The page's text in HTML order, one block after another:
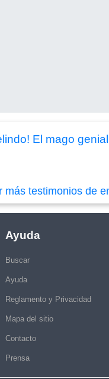
El mago
más testimonios de
Ayuda
Buscar
Ayuda
Reglamento y Privacidad
Mapa del sitio
Contacto
Prensa